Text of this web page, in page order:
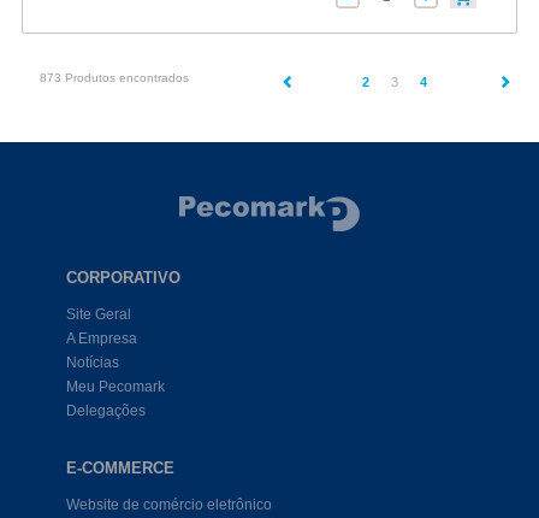
873 Produtos encontrados 2 3(current)
4
CORPORATIVO
Site Geral
A Empresa
Notícias
Meu Pecomark
Delegações
E-COMMERCE
Website de comércio eletrônico